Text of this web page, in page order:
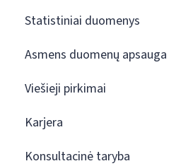
Statistiniai duomenys
Asmens duomenų apsauga
Viešieji pirkimai
Karjera
Konsultacinė taryba